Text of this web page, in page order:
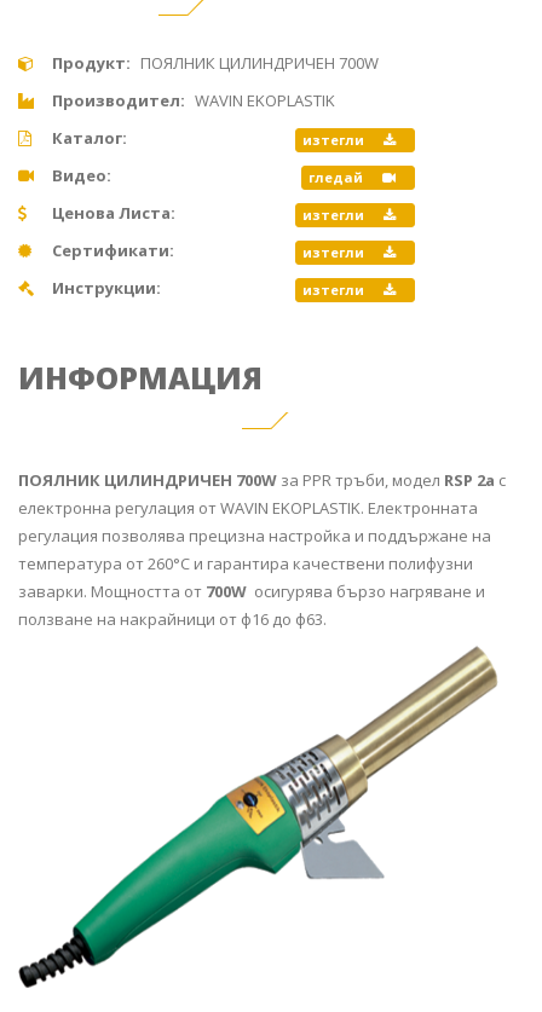
Продукт: ПОЯЛНИК ЦИЛИНДРИЧЕН 700W
Производител: WAVIN EKOPLASTIK
Каталог:
изтегли
Видео: гледай
Ценова Листа: изтегли
Сертификати: изтегли
Инструкции: изтегли
ИНФОРМАЦИЯ
ПОЯЛНИК ЦИЛИНДРИЧЕН 700W за PPR тръби, модел RSP 2a с
електронна регулация от WAVIN EKOPLASTIK. Електронната
регулация позволява прецизна настройка и поддържане на
температура от 260°С и гарантира качествени полифузни
заварки. Мощността от 700W осигурява бързо нагряване и
ползване на накрайници от ф16 до ф63.